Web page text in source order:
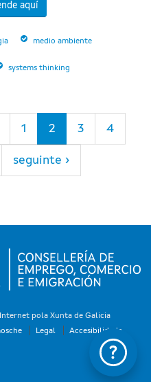
aquí
medio ambiente
systems thinking
1 2 3 4
seguinte ›
pola Xunta de Galicia
Legal Accesibilidade